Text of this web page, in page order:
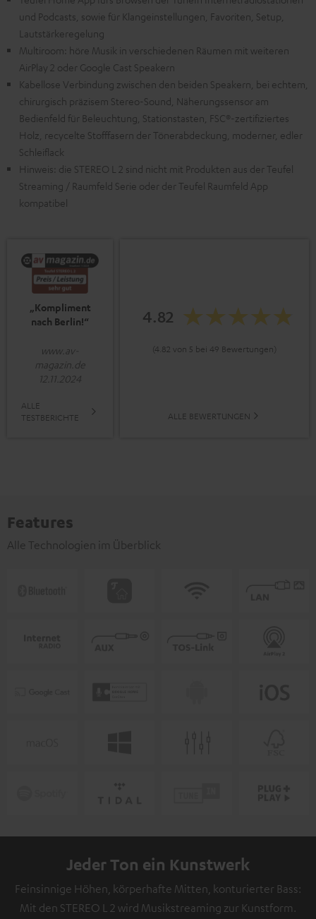
und Podcasts, sowie für Klangeinstellungen, Favoriten, Setup,
Lautstärkeregelung
Multiroom: höre Musik in verschiedenen Räumen mit weiteren
AirPlay 2 oder Google Cast Speakern
Kabellose Verbindung zwischen den beiden Speakern, bei echtem,
chirurgisch präzisem Stereo-Sound, Näherungssensor am
Bedienfeld für Beleuchtung, Stationstasten, FSC®-zertifiziertes
Holz, recycelte Stofffasern der Tönerabdeckung, moderner, edler
Schleiflack
Hinweis: die STEREO L 2 sind nicht mit Produkten aus der Teufel
Streaming / Raumfeld Serie oder der Teufel Raumfeld App
kompatibel
„Kompliment
nach Berlin!“
www.av-
magazin.de
12.11.2024
ALLE
TESTBERICHTE
4.82
(4.82 von 5 bei 49 Bewertungen)
ALLE BEWERTUNGEN
Features
Alle Technologien im Überblick
Jeder Ton ein Kunstwerk
Feinsinnige Höhen, körperhafte Mitten, konturierter Bass:
Mit den STEREO L 2 wird Musikstreaming zur Kunstform.